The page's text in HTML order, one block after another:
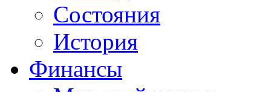
Состояния
История
Финансы